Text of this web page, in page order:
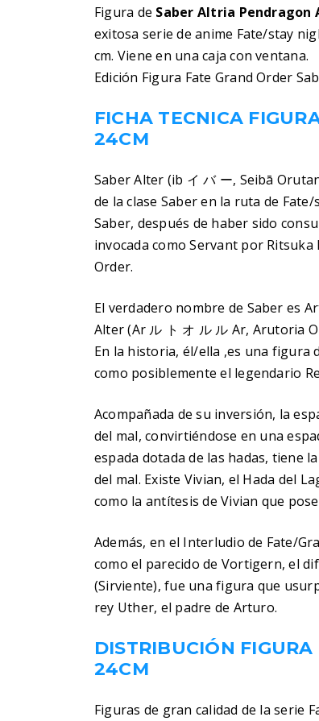
Figura de Saber Altria Pendragon
exitosa serie de anime Fate/stay
cm. Viene en una caja con ventana.
Edición Figura Fate Grand Order
FICHA TECNICA
24CM
Saber Alter (ib イ バ ー, Seibā
de la clase Saber en la ruta de Fate/
Saber, después de haber sido
invocada como Servant por
Order.
El verdadero nombre de Saber es
Alter (Ar ル ト オ ル ル Ar, Arutoria
En la historia, él/ella ,es una
como posiblemente el legendario
Acompañada de su inversión, la
del mal, convirtiéndose en una
espada dotada de las hadas, tiene
del mal. Existe Vivian, el Hada del
como la antítesis de Vivian que
Además, en el Interludio de Fate/
como el parecido de Vortigern, el
(Sirviente), fue una figura que
rey Uther, el padre de Arturo.
DISTRIBUCIÓN
24CM
Figuras de gran calidad de la serie